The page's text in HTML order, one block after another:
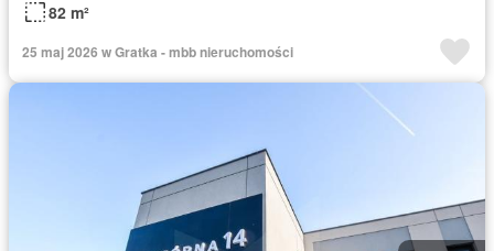
82 m²
25 maj 2026 w Gratka - mbb nieruchomości